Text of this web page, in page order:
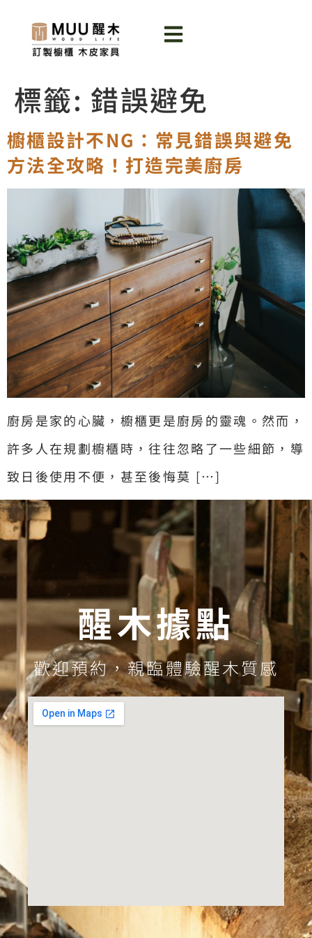
標籤: 錯誤避免
櫥櫃設計不NG：常見錯誤與避免
方法全攻略！打造完美廚房
廚房是家的心臟，櫥櫃更是廚房的靈魂。然而，
許多人在規劃櫥櫃時，往往忽略了一些細節，導
致日後使用不便，甚至後悔莫 […]
醒木據點
歡迎預約，親臨體驗醒木質感